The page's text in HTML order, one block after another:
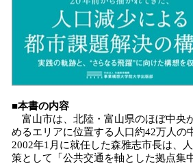
■本書の内容
富山市は、北陸・富山県のほぼ中央
めるエリアに位置する人口約42万人の
2002年1月に就任した森雅志市長は、
策として「公共交通を軸とした拠点集